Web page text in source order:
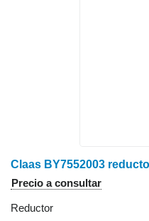
Precio a consultar
Reductor